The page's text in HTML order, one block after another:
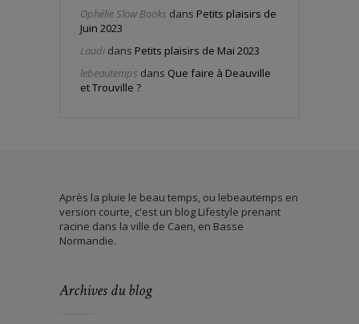
Ophélie Slow Books dans Petits plaisirs de
Juin 2023
Laadi dans Petits plaisirs de Mai 2023
lebeautemps dans Que faire à Deauville
et Trouville ?
Après la pluie le beau temps, ou lebeautemps en
version courte, c'est un blog Lifestyle prenant
racine dans la ville de Caen, en Basse
Normandie.
Archives du blog